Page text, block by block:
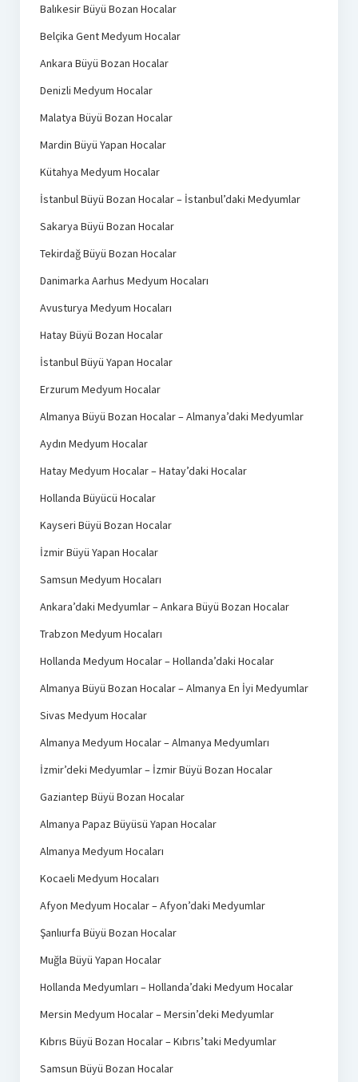
Balıkesir Büyü Bozan Hocalar
Belçika Gent Medyum Hocalar
Ankara Büyü Bozan Hocalar
Denizli Medyum Hocalar
Malatya Büyü Bozan Hocalar
Mardin Büyü Yapan Hocalar
Kütahya Medyum Hocalar
İstanbul Büyü Bozan Hocalar – İstanbul’daki Medyumlar
Sakarya Büyü Bozan Hocalar
Tekirdağ Büyü Bozan Hocalar
Danimarka Aarhus Medyum Hocaları
Avusturya Medyum Hocaları
Hatay Büyü Bozan Hocalar
İstanbul Büyü Yapan Hocalar
Erzurum Medyum Hocalar
Almanya Büyü Bozan Hocalar – Almanya’daki Medyumlar
Aydın Medyum Hocalar
Hatay Medyum Hocalar – Hatay’daki Hocalar
Hollanda Büyücü Hocalar
Kayseri Büyü Bozan Hocalar
İzmir Büyü Yapan Hocalar
Samsun Medyum Hocaları
Ankara’daki Medyumlar – Ankara Büyü Bozan Hocalar
Trabzon Medyum Hocaları
Hollanda Medyum Hocalar – Hollanda’daki Hocalar
Almanya Büyü Bozan Hocalar – Almanya En İyi Medyumlar
Sivas Medyum Hocalar
Almanya Medyum Hocalar – Almanya Medyumları
İzmir’deki Medyumlar – İzmir Büyü Bozan Hocalar
Gaziantep Büyü Bozan Hocalar
Almanya Papaz Büyüsü Yapan Hocalar
Almanya Medyum Hocaları
Kocaeli Medyum Hocaları
Afyon Medyum Hocalar – Afyon’daki Medyumlar
Şanlıurfa Büyü Bozan Hocalar
Muğla Büyü Yapan Hocalar
Hollanda Medyumları – Hollanda’daki Medyum Hocalar
Mersin Medyum Hocalar – Mersin’deki Medyumlar
Kıbrıs Büyü Bozan Hocalar – Kıbrıs’taki Medyumlar
Samsun Büyü Bozan Hocalar